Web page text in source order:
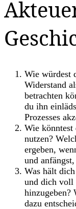
Wie würdest
Widerstand
betrachten
du ihn
Prozesses
Wie könntest
nutzen?
ergeben,
und
Was hält
und dich voll
hinzugeben?
dazu